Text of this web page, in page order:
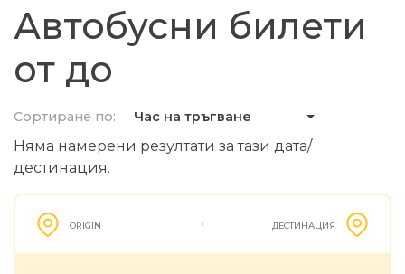
Автобусни билети
от до
Сортиране по: Час на тръгване
Няма намерени резултати за тази дата/
дестинация.
ORIGIN ДЕСТИНАЦИЯ